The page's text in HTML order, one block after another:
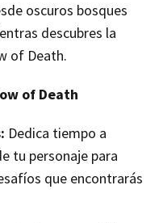
oscuros bosques
descubres la
of Death.
of Death
Dedica tiempo a
tu personaje para
que encontrarás